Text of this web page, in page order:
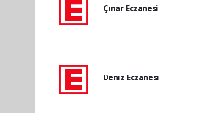
Çınar Eczanesi
Deniz Eczanesi